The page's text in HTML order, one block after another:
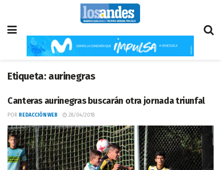
Etiqueta: aurinegras
Canteras aurinegras buscarán otra jornada triunfal
POR REDACCIÓN WEB 28/04/2018